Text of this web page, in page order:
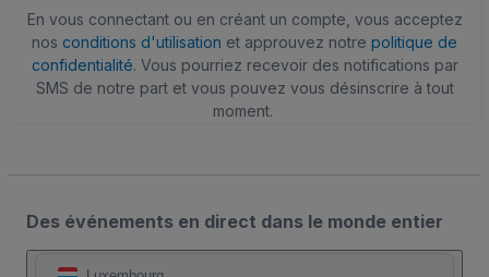
En vous connectant ou en créant un compte, vous acceptez
nos conditions d'utilisation et approuvez notre politique de
confidentialité. Vous pourriez recevoir des notifications par
SMS de notre part et vous pouvez vous désinscrire à tout
moment.
Des événements en direct dans le monde entier